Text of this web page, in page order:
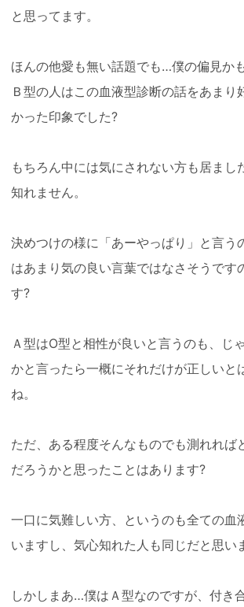
と思ってます。
ほんの他愛も無い話題でも…僕の偏見か
Ｂ型の人はこの血液型診断の話をあまり
かった印象でした?️
もちろん中には気にされない方も居まし
知れません。
決めつけの様に「あーやっぱり」と言う
はあまり気の良い言葉ではなさそうです
す?
Ａ型はO型と相性が良いと言うのも、じ
かと言ったら一概にそれだけが正しいと
ね。
ただ、ある程度そんなものでも測れれば
だろうかと思ったことはあります?
一口に気難しい方、というのも全ての血
いますし、気心知れた人も同じだと思い
しかしまあ…僕はＡ型なのですが、付き